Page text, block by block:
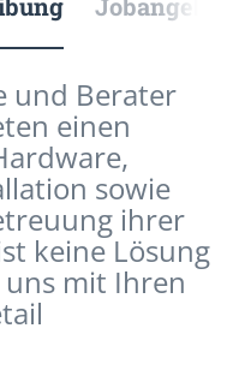
und Berater
einen
sowie
ihrer
keine Lösung
uns mit Ihren